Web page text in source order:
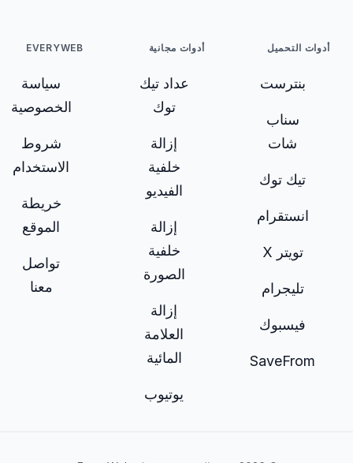
أدوات التحميل
بنترست
سناب
شات
تيك توك
انستقرام
تويتر X
تليجرام
فيسبوك
SaveFrom
أدوات مجانية
عداد تيك
توك
إزالة
خلفية
الفيديو
إزالة
خلفية
الصورة
إزالة
العلامة
المائية
يوتيوب
EVERYWEB
سياسة
الخصوصية
شروط
الاستخدام
خريطة
الموقع
تواصل
معنا